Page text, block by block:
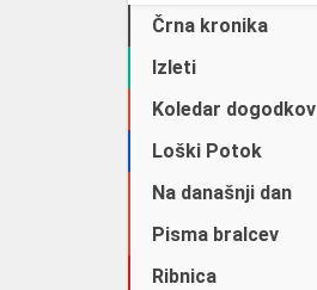
Črna kronika
Izleti
Koledar dogodkov
Loški Potok
Na današnji dan
Pisma bralcev
Ribnica